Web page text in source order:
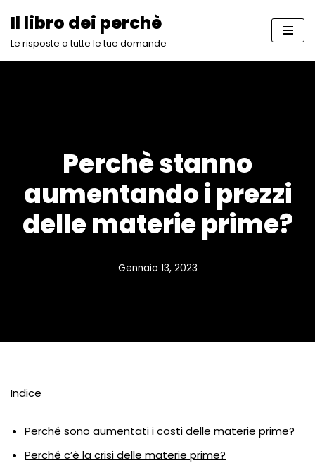
Vai
Il libro dei perchè
Le risposte a tutte le tue domande
Perchè stanno
aumentando i prezzi
delle materie prime?
Gennaio 13, 2023
Indice
Perché sono aumentati i costi delle materie prime?
Perché c’è la crisi delle materie prime?